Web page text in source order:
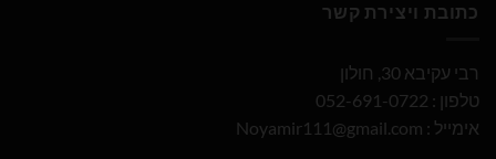
כתובת ויצירת קשר
רבי עקיבא 30, חולון
טלפון : 052-691-0722
אימייל : Noyamir111@gmail.com